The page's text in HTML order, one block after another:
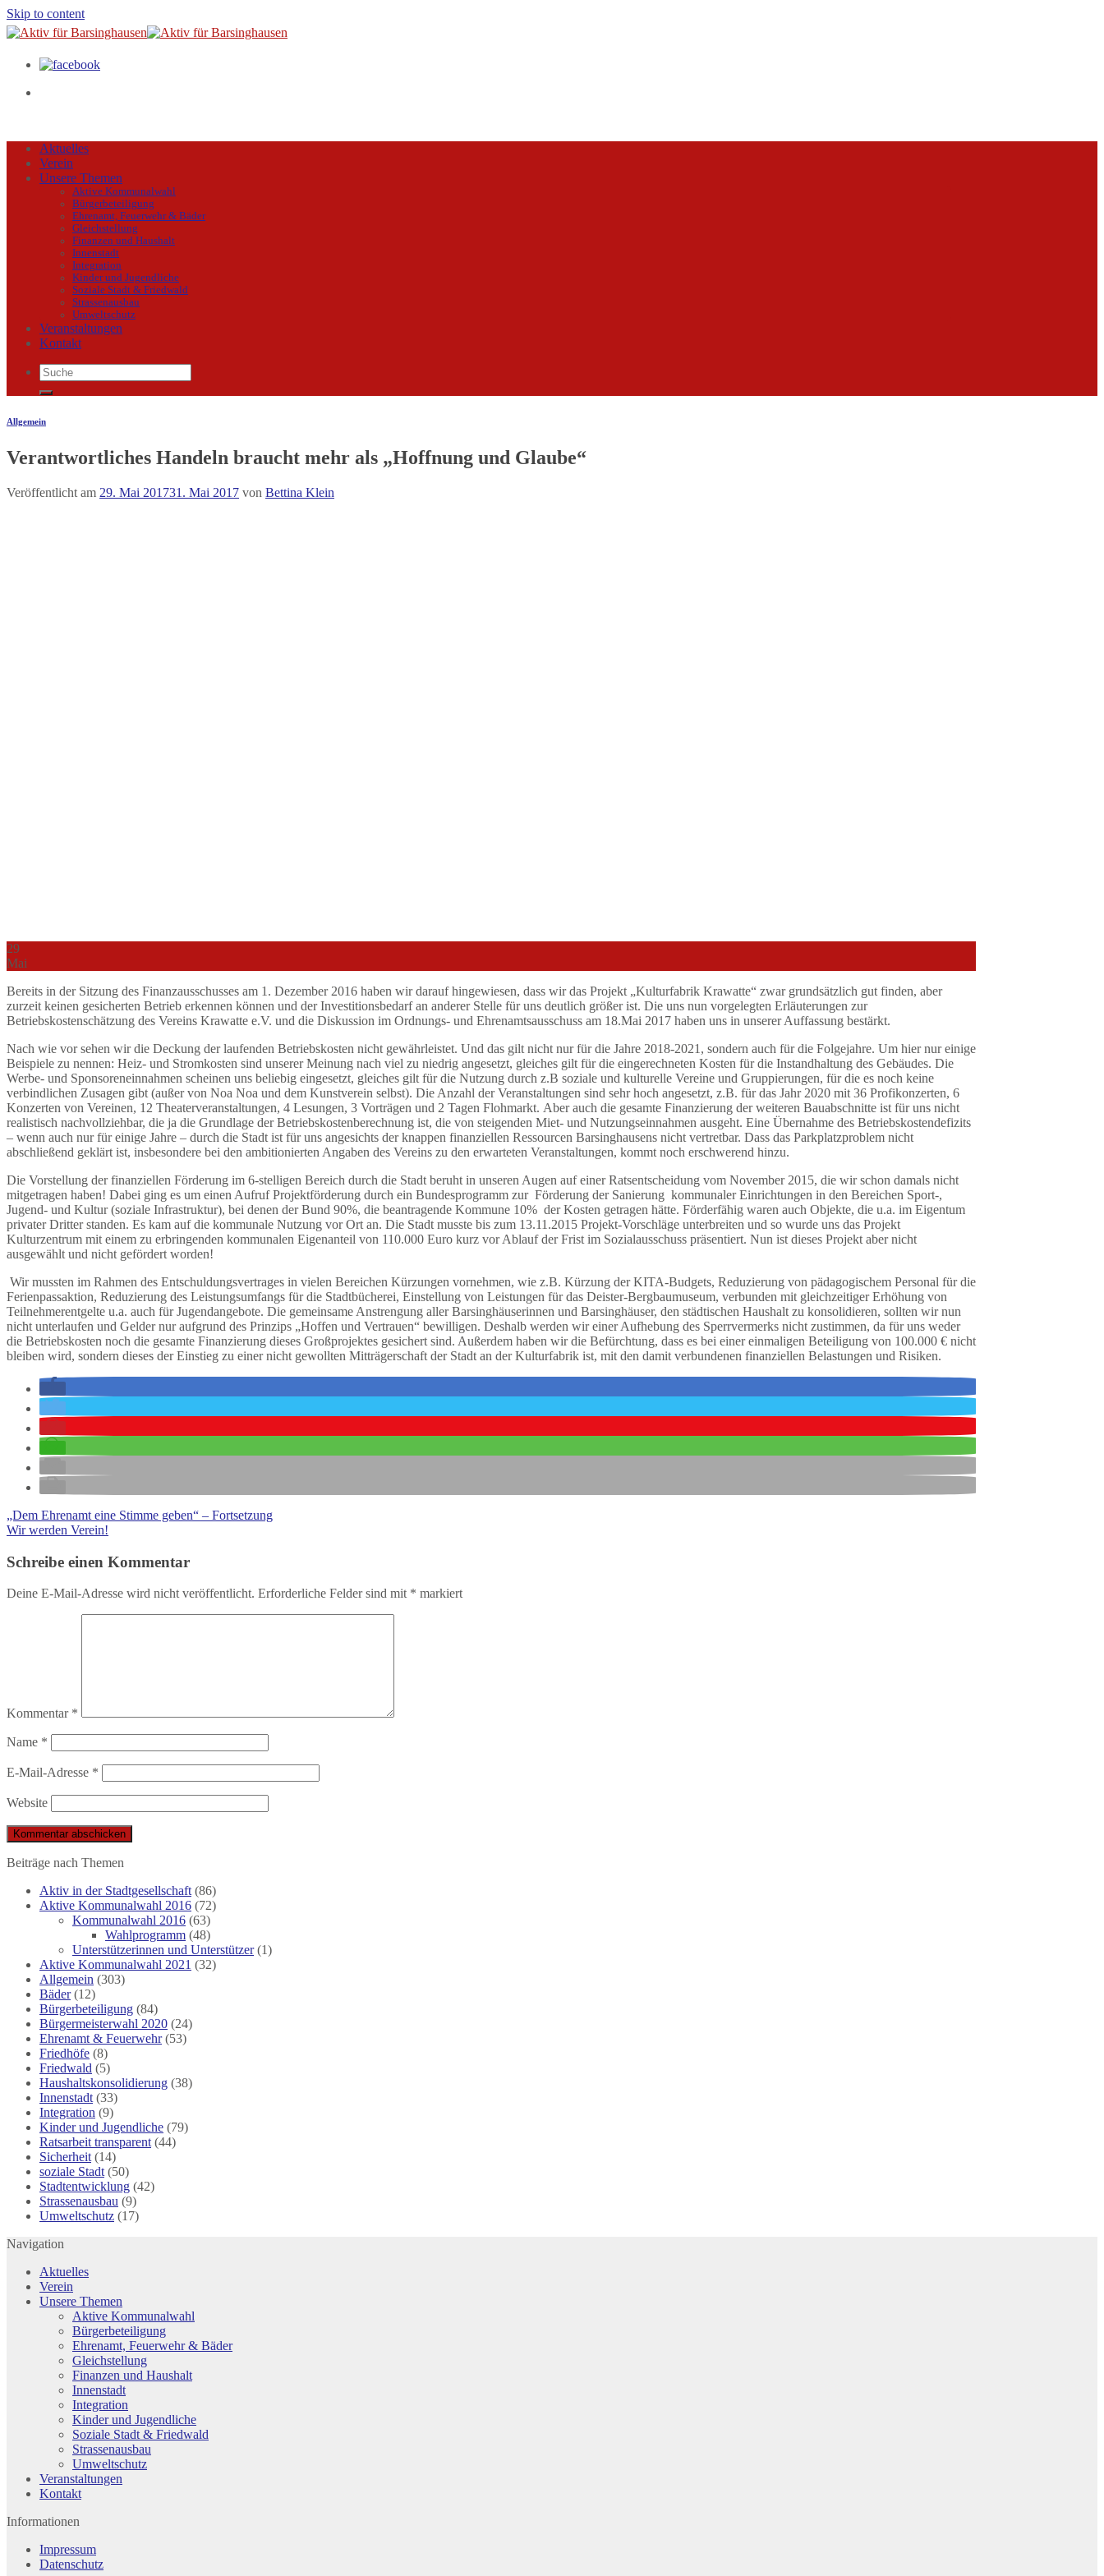
Skip to content
Aktuelles
Verein
Unsere Themen
Aktive Kommunalwahl
Bürgerbeteiligung
Ehrenamt, Feuerwehr & Bäder
Gleichstellung
Finanzen und Haushalt
Innenstadt
Integration
Kinder und Jugendliche
Soziale Stadt & Friedwald
Strassenausbau
Umweltschutz
Veranstaltungen
Kontakt
Allgemein
Verantwortliches Handeln braucht mehr als „Hoffnung und Glaube“
Veröffentlicht am 29. Mai 201731. Mai 2017 von Bettina Klein
29
Mai
Bereits in der Sitzung des Finanzausschusses am 1. Dezember 2016 haben wir darauf hingewiesen, dass wir das Projekt „Kulturfabrik Krawatte“ zwar grundsätzlich gut finden, aber
zurzeit keinen gesicherten Betrieb erkennen können und der Investitionsbedarf an anderer Stelle für uns deutlich größer ist. Die uns nun vorgelegten Erläuterungen zur
Betriebskostenschätzung des Vereins Krawatte e.V. und die Diskussion im Ordnungs- und Ehrenamtsausschuss am 18.Mai 2017 haben uns in unserer Auffassung bestärkt.
Nach wie vor sehen wir die Deckung der laufenden Betriebskosten nicht gewährleistet. Und das gilt nicht nur für die Jahre 2018-2021, sondern auch für die Folgejahre. Um hier nur einige
Beispiele zu nennen: Heiz- und Stromkosten sind unserer Meinung nach viel zu niedrig angesetzt, gleiches gilt für die eingerechneten Kosten für die Instandhaltung des Gebäudes. Die
Werbe- und Sponsoreneinnahmen scheinen uns beliebig eingesetzt, gleiches gilt für die Nutzung durch z.B soziale und kulturelle Vereine und Gruppierungen, für die es noch keine
verbindlichen Zusagen gibt (außer von Noa Noa und dem Kunstverein selbst). Die Anzahl der Veranstaltungen sind sehr hoch angesetzt, z.B. für das Jahr 2020 mit 36 Profikonzerten, 6
Konzerten von Vereinen, 12 Theaterveranstaltungen, 4 Lesungen, 3 Vorträgen und 2 Tagen Flohmarkt. Aber auch die gesamte Finanzierung der weiteren Bauabschnitte ist für uns nicht
realistisch nachvollziehbar, die ja die Grundlage der Betriebskostenberechnung ist, die von steigenden Miet- und Nutzungseinnahmen ausgeht. Eine Übernahme des Betriebskostendefizits
– wenn auch nur für einige Jahre – durch die Stadt ist für uns angesichts der knappen finanziellen Ressourcen Barsinghausens nicht vertretbar. Dass das Parkplatzproblem nicht
abschließend geklärt ist, insbesondere bei den ambitionierten Angaben des Vereins zu den erwarteten Veranstaltungen, kommt noch erschwerend hinzu.
Die Vorstellung der finanziellen Förderung im 6-stelligen Bereich durch die Stadt beruht in unseren Augen auf einer Ratsentscheidung vom November 2015, die wir schon damals nicht
mitgetragen haben! Dabei ging es um einen Aufruf Projektförderung durch ein Bundesprogramm zur Förderung der Sanierung kommunaler Einrichtungen in den Bereichen Sport-,
Jugend- und Kultur (soziale Infrastruktur), bei denen der Bund 90%, die beantragende Kommune 10% der Kosten getragen hätte. Förderfähig waren auch Objekte, die u.a. im Eigentum
privater Dritter standen. Es kam auf die kommunale Nutzung vor Ort an. Die Stadt musste bis zum 13.11.2015 Projekt-Vorschläge unterbreiten und so wurde uns das Projekt
Kulturzentrum mit einem zu erbringenden kommunalen Eigenanteil von 110.000 Euro kurz vor Ablauf der Frist im Sozialausschuss präsentiert. Nun ist dieses Projekt aber nicht
ausgewählt und nicht gefördert worden!
Wir mussten im Rahmen des Entschuldungsvertrages in vielen Bereichen Kürzungen vornehmen, wie z.B. Kürzung der KITA-Budgets, Reduzierung von pädagogischem Personal für die
Ferienpassaktion, Reduzierung des Leistungsumfangs für die Stadtbücherei, Einstellung von Leistungen für das Deister-Bergbaumuseum, verbunden mit gleichzeitiger Erhöhung von
Teilnehmerentgelte u.a. auch für Jugendangebote. Die gemeinsame Anstrengung aller Barsinghäuserinnen und Barsinghäuser, den städtischen Haushalt zu konsolidieren, sollten wir nun
nicht unterlaufen und Gelder nur aufgrund des Prinzips „Hoffen und Vertrauen“ bewilligen. Deshalb werden wireiner Aufhebung des Sperrvermerks nicht zustimmen, da für uns weder
die Betriebskosten noch die gesamte Finanzierung dieses Großprojektes gesichert sind. Außerdem haben wir die Befürchtung, dass es bei einer einmaligen Beteiligung von 100.000 € nicht
bleiben wird, sondern dieses der Einstieg zu einer nicht gewollten Mitträgerschaft der Stadt an der Kulturfabrik ist, mit den damit verbundenen finanziellen Belastungen und Risiken.
„Dem Ehrenamt eine Stimme geben“ – Fortsetzung
Wir werden Verein!
Schreibe einen Kommentar
Deine E-Mail-Adresse wird nicht veröffentlicht. Erforderliche Felder sind mit * markiert
Kommentar *
Name *
E-Mail-Adresse *
Website
Beiträge nach Themen
Aktiv in der Stadtgesellschaft (86)
Aktive Kommunalwahl 2016 (72)
Kommunalwahl 2016 (63)
Wahlprogramm (48)
Unterstützerinnen und Unterstützer(1)
Aktive Kommunalwahl 2021 (32)
Allgemein (303)
Bäder(12)
Bürgerbeteiligung (84)
Bürgermeisterwahl 2020 (24)
Ehrenamt & Feuerwehr(53)
Friedhöfe (8)
Friedwald (5)
Haushaltskonsolidierung (38)
Innenstadt (33)
Integration (9)
Kinder und Jugendliche (79)
Ratsarbeit transparent (44)
Sicherheit (14)
soziale Stadt (50)
Stadtentwicklung (42)
Strassenausbau (9)
Umweltschutz (17)
Navigation
Aktuelles
Verein
Unsere Themen
Aktive Kommunalwahl
Bürgerbeteiligung
Ehrenamt, Feuerwehr & Bäder
Gleichstellung
Finanzen und Haushalt
Innenstadt
Integration
Kinder und Jugendliche
Soziale Stadt & Friedwald
Strassenausbau
Umweltschutz
Veranstaltungen
Kontakt
Informationen
Impressum
Datenschutz